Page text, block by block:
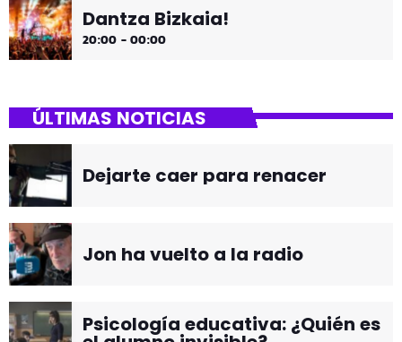
Dantza Bizkaia!
20:00 - 00:00
ÚLTIMAS NOTICIAS
Dejarte caer para renacer
Jon ha vuelto a la radio
Psicología educativa: ¿Quién es